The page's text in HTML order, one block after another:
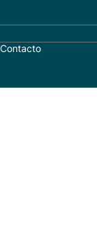
Contacto